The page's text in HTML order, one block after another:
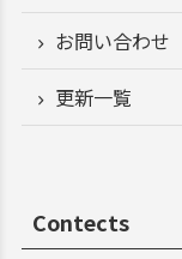
お問い合わせ
更新一覧
Contects